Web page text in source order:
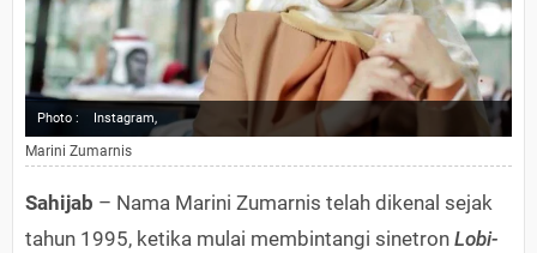
Photo : Instagram,
Marini Zumarnis
Sahijab – Nama Marini Zumarnis telah dikenal sejak
tahun 1995, ketika mulai membintangi sinetron Lobi-